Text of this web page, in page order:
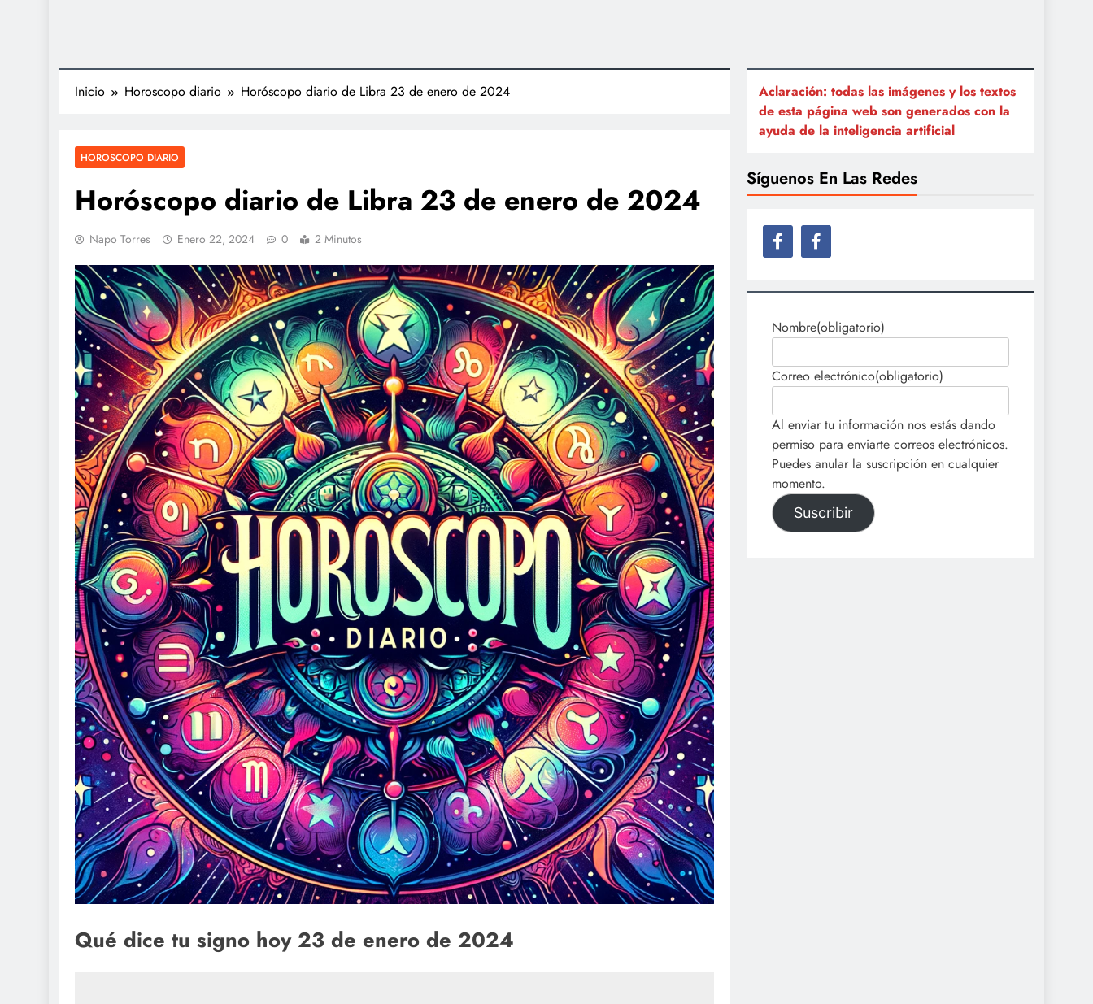
Inicio Horoscopo diario Horóscopo diario de Libra 23 de enero de 2024
HOROSCOPO DIARIO
Horóscopo diario de Libra 23 de enero de 2024
Napo Torres Enero 22, 2024 0 2 Minutos
Qué dice tu signo hoy 23 de enero de 2024
Aclaración: todas las imágenes y los textos
de esta página web son generados con la
ayuda de la inteligencia artificial
Síguenos En Las Redes
Nombre(obligatorio)
Correo electrónico(obligatorio)
Al enviar tu información nos estás dando
permiso para enviarte correos electrónicos.
Puedes anular la suscripción en cualquier
momento.
Suscribir